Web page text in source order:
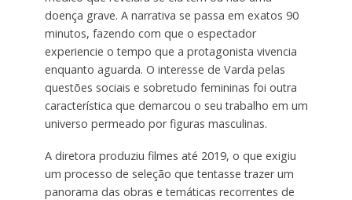
doença grave. A narrativa se passa em exatos 90
minutos, fazendo com que o espectador
experiencie o tempo que a protagonista vivencia
enquanto aguarda. O interesse de Varda pelas
questões sociais e sobretudo femininas foi outra
característica que demarcou o seu trabalho em um
universo permeado por figuras masculinas.
A diretora produziu filmes até 2019, o que exigiu
um processo de seleção que tentasse trazer um
panorama das obras e temáticas recorrentes de